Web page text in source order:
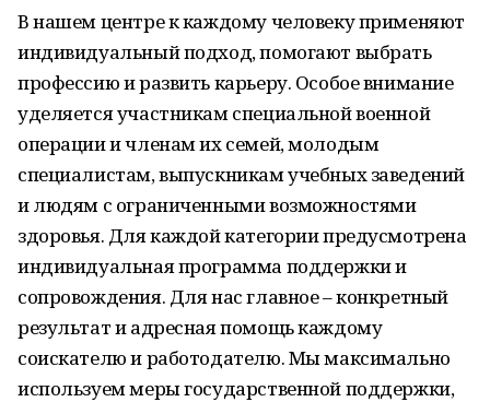
В нашем центре к каждому человеку применяют
индивидуальный подход, помогают выбрать
профессию и развить карьеру. Особое внимание
уделяется участникам специальной военной
операции и членам их семей, молодым
специалистам, выпускникам учебных заведений
и людям с ограниченными возможностями
здоровья. Для каждой категории предусмотрена
индивидуальная программа поддержки и
сопровождения. Для нас главное – конкретный
результат и адресная помощь каждому
соискателю и работодателю. Мы максимально
используем меры государственной поддержки,